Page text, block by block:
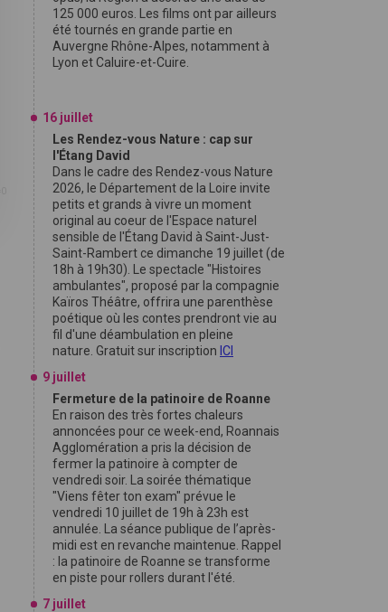
125 000 euros. Les films ont par ailleurs
été tournés en grande partie en
Auvergne Rhône-Alpes, notamment à
Lyon et Caluire-et-Cuire.
16 juillet
Les Rendez-vous Nature : cap sur
l'Étang David
Dans le cadre des Rendez-vous Nature
2026, le Département de la Loire invite
petits et grands à vivre un moment
original au coeur de l'Espace naturel
sensible de l'Étang David à Saint-Just-
Saint-Rambert ce dimanche 19 juillet (de
18h à 19h30). Le spectacle "Histoires
ambulantes", proposé par la compagnie
Kaïros Théâtre, offrira une parenthèse
poétique où les contes prendront vie au
fil d'une déambulation en pleine
nature. Gratuit sur inscription ICI
9 juillet
Fermeture de la patinoire de Roanne
En raison des très fortes chaleurs
annoncées pour ce week-end, Roannais
Agglomération a pris la décision de
fermer la patinoire à compter de
vendredi soir. La soirée thématique
"Viens fêter ton exam" prévue le
vendredi 10 juillet de 19h à 23h est
annulée. La séance publique de l’après-
midi est en revanche maintenue. Rappel
: la patinoire de Roanne se transforme
en piste pour rollers durant l'été.
7 juillet